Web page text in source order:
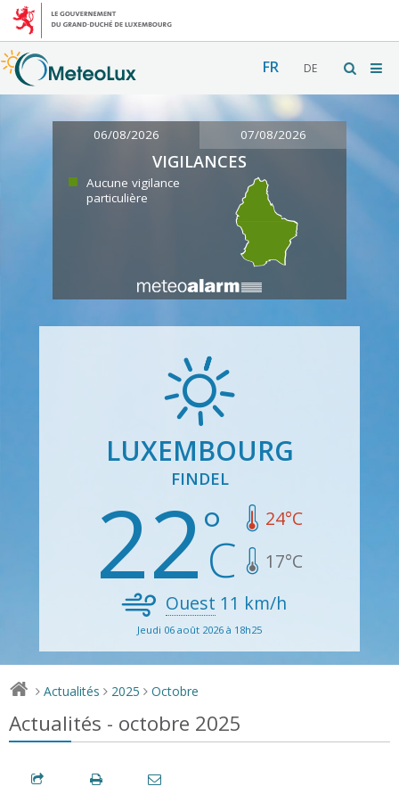
FR DE
06/08/2026 07/08/2026
VIGILANCES
Aucune vigilance
particulière
LUXEMBOURG
FINDEL
22 24°C
17°C
Ouest 11 km/h
Jeudi 06 août 2026 à 18h25
> Actualités > 2025 > Octobre
Actualités - octobre 2025